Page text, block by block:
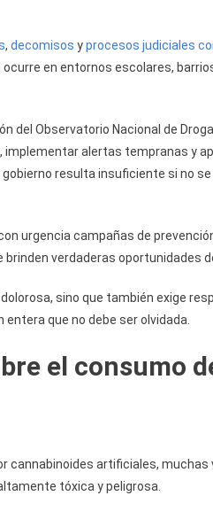
, decomisos yprocesos judiciales
en entornos escolares,
del Observatorio Nacional de
alertas tempranas y
resulta insuficiente si no
urgencia campañas de
verdaderas oportunidades
sino que también exige
que no debe ser olvidada.
el consumo
cannabinoides artificiales,
tóxica y peligrosa.